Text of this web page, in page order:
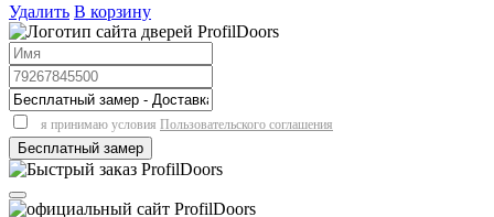
Удалить В корзину
я принимаю условия Пользовательского соглашения